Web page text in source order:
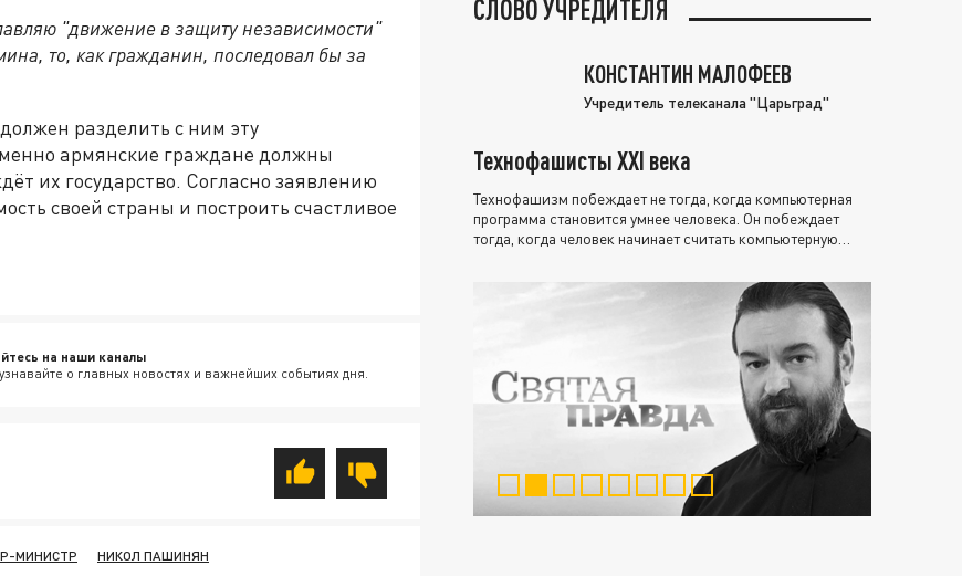
"движение в защиту независимости"
то, как гражданин, последовал бы за
разделить с ним эту
армянские граждане должны
их государство. Согласно заявлению
своей страны и построить счастливое
на наши каналы
о главных новостях и важнейших событиях дня.
МИНИСТР НИКОЛ ПАШИНЯН
СЛОВО УЧРЕДИТЕЛЯ
КОНСТАНТИН МАЛОФЕЕВ
Учредитель телеканала "Царьград"
Технофашисты XXI века
Технофашизм побеждает не тогда, когда компьютерная
программа становится умнее человека. Он побеждает
тогда, когда человек начинает считать компьютерную